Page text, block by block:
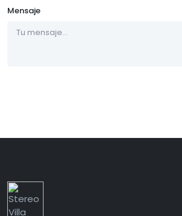
Mensaje